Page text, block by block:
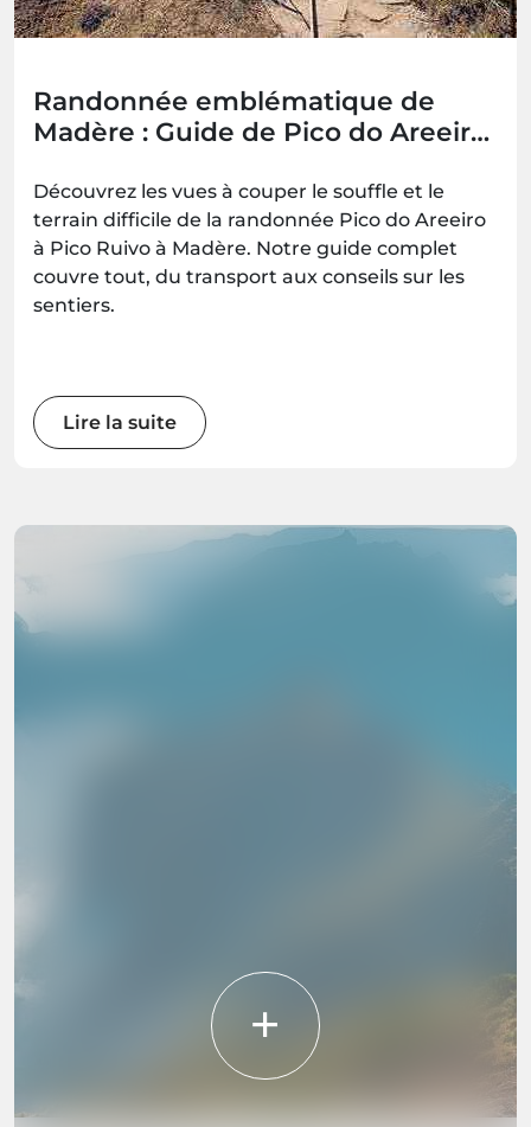
Randonnée emblématique de
Madère : Guide de Pico do Areeiro
Découvrez les vues à couper le souffle et le
terrain difficile de la randonnée Pico do Areeiro
à Pico Ruivo à Madère. Notre guide complet
couvre tout, du transport aux conseils sur les
sentiers.
Lire la suite